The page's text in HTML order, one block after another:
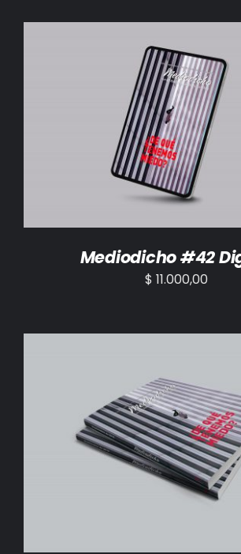
AÑADIR AL CARRITO /
Mediodicho #42
$ 11.000,00
AÑADIR AL CARRITO /